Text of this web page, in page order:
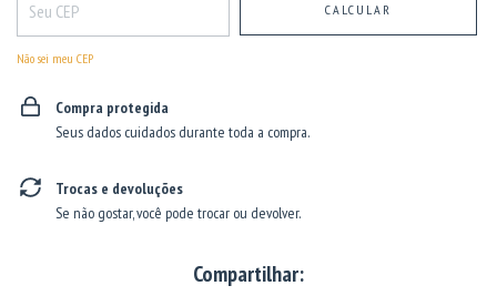
CALCULAR
Não sei meu CEP
Compra protegida
Seus dados cuidados durante toda a compra.
Trocas e devoluções
Se não gostar, você pode trocar ou devolver.
Compartilhar: